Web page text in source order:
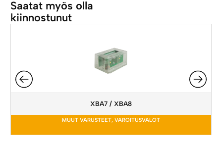
Saatat myös olla
kiinnostunut
XBA7 / XBA8
MUUT VARUSTEET, VAROITUSVALOT